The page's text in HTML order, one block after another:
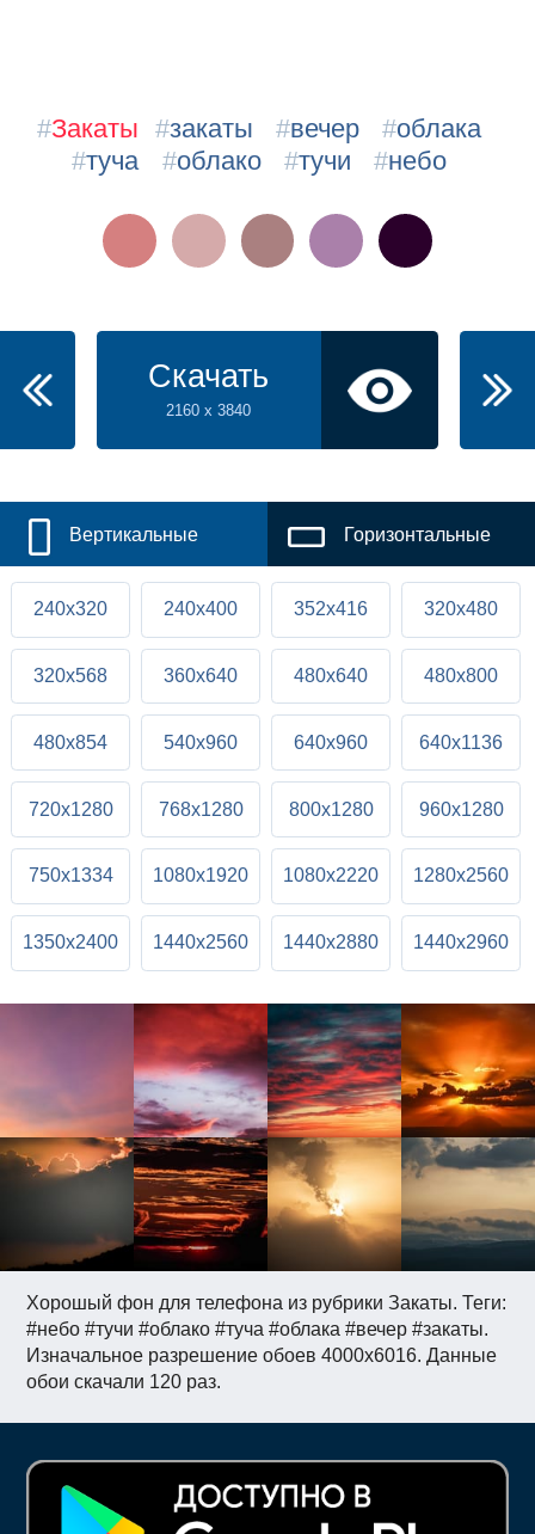
Хорошый фон для телефона из рубрики Закаты. Теги:
#небо #тучи #облако #туча #облака #вечер #закаты.
Изначальное разрешение обоев 4000x6016. Данные
обои скачали 120 раз.
#Закаты #закаты #вечер #облака
#туча #облако #тучи #небо
Скачать
2160 x 3840
Вертикальные Горизонтальные
240x320 240x400 352x416 320x480
320x568 360x640 480x640 480x800
480x854 540x960 640x960 640x1136
720x1280 768x1280 800x1280 960x1280
750x1334 1080x1920 1080x2220 1280x2560
1350x2400 1440x2560 1440x2880 1440x2960